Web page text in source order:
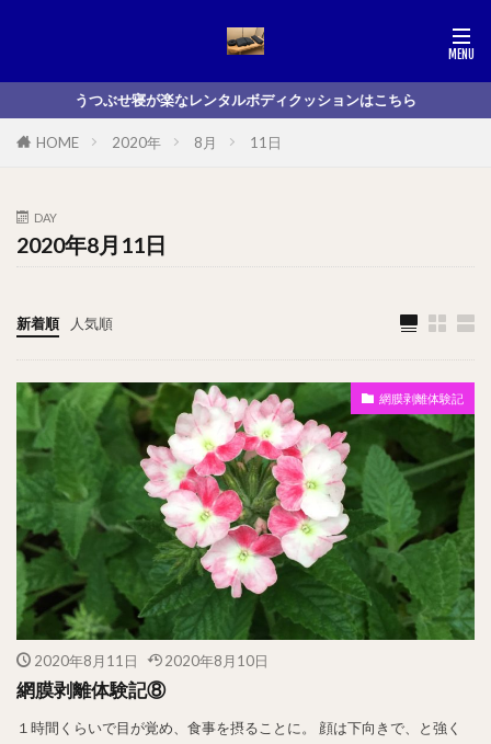
うつぶせ寝が楽なレンタルボディクッションはこちら
HOME 2020年 8月 11日
DAY
2020年8月11日
新着順 人気順
網膜剥離体験記
2020年8月11日 2020年8月10日
網膜剥離体験記⑧
１時間くらいで目が覚め、食事を摂ることに。 顔は下向きで、と強く